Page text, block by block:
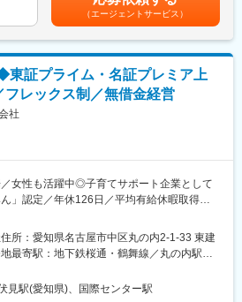
従業員約4000名規模の東証プライム上場企
宅を提供する業界トップクラスのパイオニ
」に9年連続で認定
プラチナくるみん」に認定
利厚生表彰・認証制度）にて「福利厚生推
認証
める業務
等の内部統制文書の整備・更新
監査対応および折衝
役員会への報告および内部統制報告書の開
業務改善指導
：
職としてご活躍いただくことを期待してい
ス制度を採用しており、比較的自由度高く
です：
キルを市場への影響力が大きい会社にて活
えをお持ちの方
す。
（エージェントサービス）
東証プライム・名証プレミア上
レックス制／無借金経営
社
女性も活躍中◎子育てサポート企業として
」認定／年休126日／平均有給休暇取得日
ープ各社・各部門の業務監査・準拠性監査
らず、現場の課題を吸い上げ、業務効率化
所：愛知県名古屋市中区丸の内2-1-33 東建
最寄駅：地下鉄桜通・鶴舞線／丸の内駅受
禁煙
見駅(愛知県)、国際センター駅